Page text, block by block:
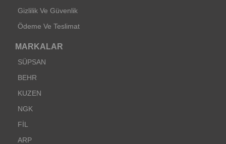
Gizlilik Ve Güvenlik
Ödeme Ve Teslimat
MARKALAR
SÜPSAN
BEHR
KUZEN
NGK
FİL
ARP